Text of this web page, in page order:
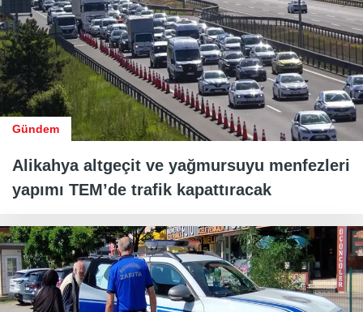
Gündem
Alikahya altgeçit ve yağmursuyu menfezleri
yapımı TEM’de trafik kapattıracak